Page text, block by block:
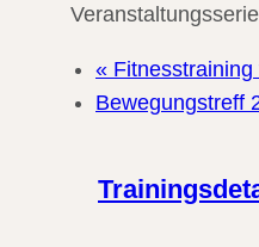
Veranstaltungsserie
«
Bewegungstreff